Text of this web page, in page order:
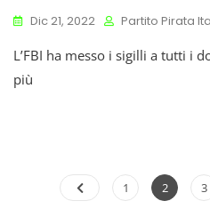
Dic 21, 2022 Partito Pirata
L’FBI ha messo i sigilli a tutti i
più
Page
1 Page
2 3